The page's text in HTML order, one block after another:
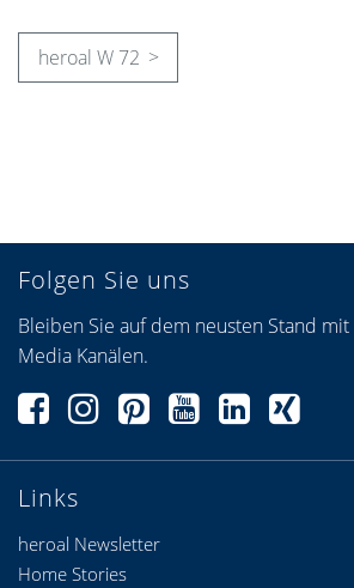
heroal W 72
Links
heroal Newsletter
Home Stories
Folgen Sie uns
Bleiben Sie auf dem neusten Stand mit
Media Kanälen.